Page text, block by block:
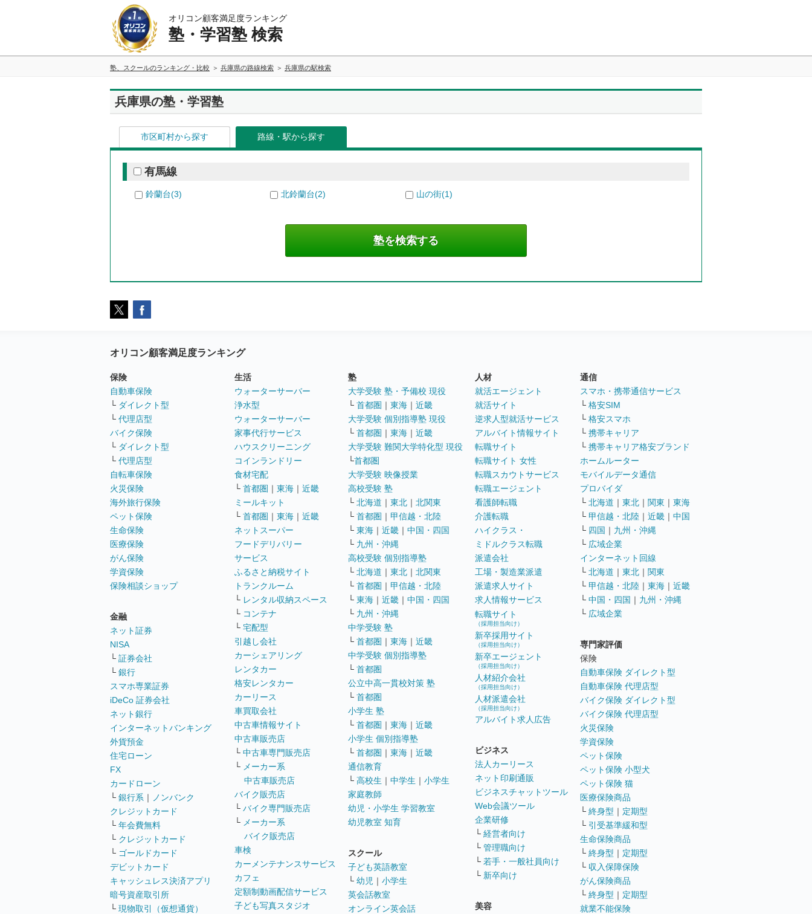
オリコン顧客満足度ランキング
塾・学習塾 検索
塾、スクールのランキング・比較 兵庫県の路線検索 兵庫県の駅検索
兵庫県の塾・学習塾
市区町村から探す 路線・駅から探す
有馬線
鈴蘭台(3) 北鈴蘭台(2) 山の街(1)
オリコン顧客満足度ランキング
保険
自動車保険
└ ダイレクト型
└ 代理店型
バイク保険
└ ダイレクト型
└ 代理店型
自転車保険
火災保険
海外旅行保険
ペット保険
生命保険
医療保険
がん保険
学資保険
保険相談ショップ
金融
ネット証券
NISA
└ 証券会社
└ 銀行
スマホ専業証券
iDeCo 証券会社
ネット銀行
インターネットバンキング
外貨預金
住宅ローン
FX
カードローン
└ 銀行系 ｜
ノンバンク
クレジットカード
└ 年会費無料
└ クレジットカード
└ ゴールドカード
デビットカード
キャッシュレス決済アプリ
暗号資産取引所
└ 現物取引（仮想通貨）
生活
ウォーターサーバー
浄水型
ウォーターサーバー
家事代行サービス
ハウスクリーニング
コインランドリー
食材宅配
└ 首都圏 ｜ 東海 ｜ 近畿
ミールキット
└ 首都圏 ｜ 東海 ｜ 近畿
ネットスーパー
フードデリバリー
サービス
ふるさと納税サイト
トランクルーム
└ レンタル収納スペース
└ コンテナ
└ 宅配型
引越し会社
カーシェアリング
レンタカー
格安レンタカー
カーリース
車買取会社
中古車情報サイト
中古車販売店
└ 中古車専門販売店
└ メーカー系
中古車販売店
バイク販売店
└ バイク専門販売店
└ メーカー系
バイク販売店
車検
カーメンテナンスサービス
カフェ
定額制動画配信サービス
子ども写真スタジオ
塾
大学受験 塾・予備校 現役
└ 首都圏 ｜ 東海 ｜ 近畿
大学受験 個別指導塾 現役
└ 首都圏 ｜ 東海 ｜ 近畿
大学受験 難関大学特化型 現役
└首都圏
大学受験 映像授業
高校受験 塾
└ 北海道 ｜ 東北 ｜ 北関東
└ 首都圏 ｜ 甲信越・北陸
└ 東海 ｜ 近畿 ｜ 中国・四国
└ 九州・沖縄
高校受験 個別指導塾
└ 北海道 ｜ 東北 ｜ 北関東
└ 首都圏 ｜ 甲信越・北陸
└ 東海 ｜ 近畿 ｜ 中国・四国
└ 九州・沖縄
中学受験 塾
└ 首都圏 ｜ 東海 ｜ 近畿
中学受験 個別指導塾
└ 首都圏
公立中高一貫校対策 塾
└ 首都圏
小学生 塾
└ 首都圏 ｜ 東海 ｜ 近畿
小学生 個別指導塾
└ 首都圏 ｜ 東海 ｜ 近畿
通信教育
└ 高校生 ｜ 中学生 ｜ 小学生
家庭教師
幼児・小学生 学習教室
幼児教室 知育
スクール
子ども英語教室
└ 幼児 ｜ 小学生
英会話教室
オンライン英会話
人材
就活エージェント
就活サイト
逆求人型就活サービス
アルバイト情報サイト
転職サイト
転職サイト 女性
転職スカウトサービス
転職エージェント
看護師転職
介護転職
ハイクラス・
ミドルクラス転職
派遣会社
工場・製造業派遣
派遣求人サイト
求人情報サービス
転職サイト
（採用担当向け）
新卒採用サイト
（採用担当向け）
新卒エージェント
（採用担当向け）
人材紹介会社
（採用担当向け）
人材派遣会社
（採用担当向け）
アルバイト求人広告
ビジネス
法人カーリース
ネット印刷通販
ビジネスチャットツール
Web会議ツール
企業研修
└ 経営者向け
└ 管理職向け
└ 若手・一般社員向け
└ 新卒向け
美容
通信
スマホ・携帯通信サービス
└ 格安SIM
└ 格安スマホ
└ 携帯キャリア
└ 携帯キャリア格安ブランド
ホームルーター
モバイルデータ通信
プロバイダ
└ 北海道 ｜ 東北 ｜ 関東 ｜ 東海
└ 甲信越・北陸 ｜ 近畿 ｜ 中国
└ 四国 ｜ 九州・沖縄
└ 広域企業
インターネット回線
└ 北海道 ｜ 東北 ｜ 関東
└ 甲信越・北陸 ｜ 東海 ｜ 近畿
└ 中国・四国 ｜ 九州・沖縄
└ 広域企業
専門家評価
保険
自動車保険 ダイレクト型
自動車保険 代理店型
バイク保険 ダイレクト型
バイク保険 代理店型
火災保険
学資保険
ペット保険
ペット保険 小型犬
ペット保険 猫
医療保険商品
└ 終身型 ｜ 定期型
└ 引受基準緩和型
生命保険商品
└ 終身型 ｜ 定期型
└ 収入保障保険
がん保険商品
└ 終身型 ｜ 定期型
就業不能保険